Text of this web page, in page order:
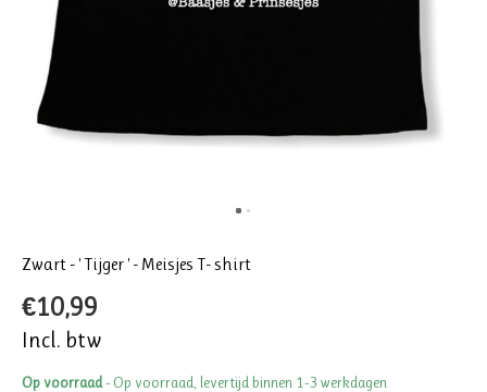
Zwart - ' Tijger ' - Meisjes T- shirt
€10,99
Incl. btw
Op voorraad- Op voorraad, levertijd binnen 1-3 werkdagen